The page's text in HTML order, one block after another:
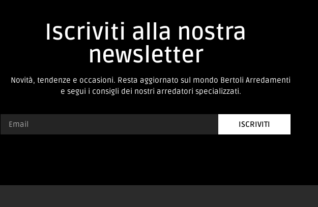
Iscriviti alla nostra
newsletter
Novità, tendenze e occasioni. Resta aggiornato sul mondo Bertoli Arredamenti
e segui i consigli dei nostri arredatori specializzati.
ISCRIVITI